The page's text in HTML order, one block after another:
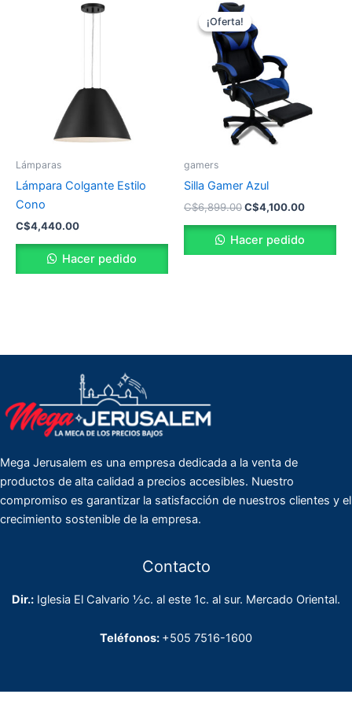
Lámparas
Lámpara Colgante Estilo
Cono
C$4,440.00
Hacer pedido
¡Oferta!
¡Oferta!
gamers
Silla Gamer Azul
C$6,899.00
precio
original
era:
C$6,899.00.
C$4,100.00
Hacer pedido
Mega Jerusalem es una empresa dedicada a la venta de
productos de alta calidad a precios accesibles. Nuestro
compromiso es garantizar la satisfacción de nuestros clientes y el
crecimiento sostenible de la empresa.
Contacto
Dir.: Iglesia El Calvario ½c. al este 1c. al sur. Mercado Oriental.
Teléfonos: +505 7516-1600